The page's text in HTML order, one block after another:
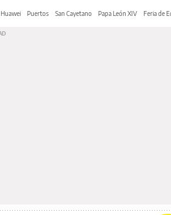
Huawei Puertos San Cayetano Papa León XIV Feria de